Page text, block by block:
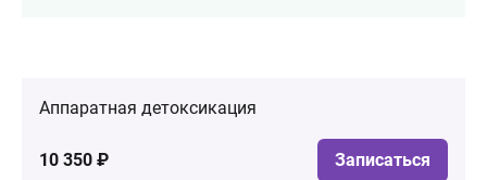
Аппаратная детоксикация
10 350 ₽ Записаться